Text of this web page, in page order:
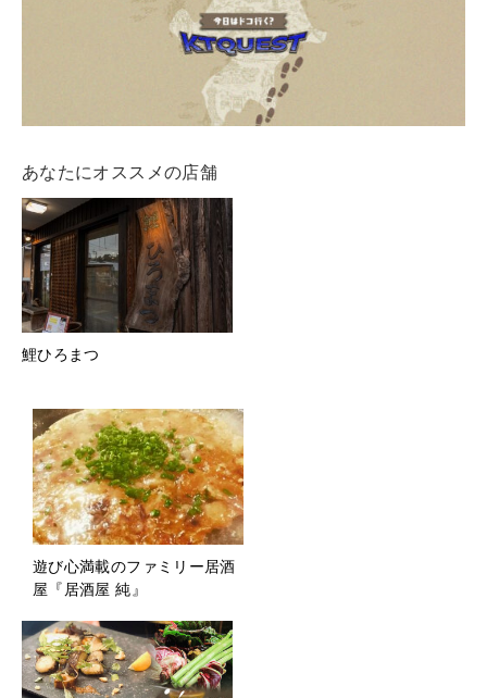
あなたにオススメの店舗
鯉ひろまつ
遊び心満載のファミリー居酒
屋『居酒屋 純』